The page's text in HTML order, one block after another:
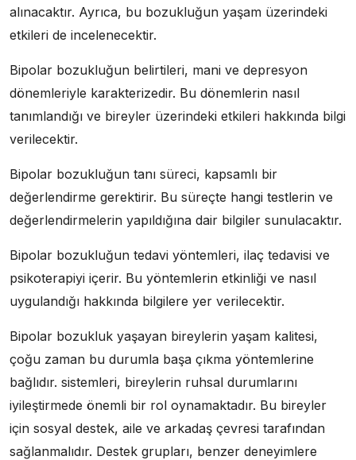
alınacaktır. Ayrıca, bu bozukluğun yaşam üzerindeki
etkileri de incelenecektir.
Bipolar bozukluğun belirtileri, mani ve depresyon
dönemleriyle karakterizedir. Bu dönemlerin nasıl
tanımlandığı ve bireyler üzerindeki etkileri hakkında bilgi
verilecektir.
Bipolar bozukluğun tanı süreci, kapsamlı bir
değerlendirme gerektirir. Bu süreçte hangi testlerin ve
değerlendirmelerin yapıldığına dair bilgiler sunulacaktır.
Bipolar bozukluğun tedavi yöntemleri, ilaç tedavisi ve
psikoterapiyi içerir. Bu yöntemlerin etkinliği ve nasıl
uygulandığı hakkında bilgilere yer verilecektir.
Bipolar bozukluk yaşayan bireylerin yaşam kalitesi,
çoğu zaman bu durumla başa çıkma yöntemlerine
bağlıdır. sistemleri, bireylerin ruhsal durumlarını
iyileştirmede önemli bir rol oynamaktadır. Bu bireyler
için sosyal destek, aile ve arkadaş çevresi tarafından
sağlanmalıdır. Destek grupları, benzer deneyimlere